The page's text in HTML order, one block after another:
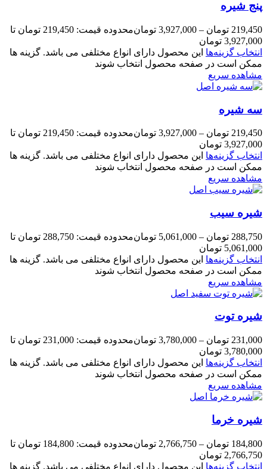
پنج شیره
219,450 تومان –
3,927,000 تومان
محدوده قیمت: 219,450 تومان تا
3,927,000 تومان
انتخاب گزینه‌ها این محصول دارای انواع مختلفی می باشد. گزینه ها
ممکن است در صفحه محصول انتخاب شوند
مشاهده سریع
سه شیره
219,450 تومان –
3,927,000 تومان
محدوده قیمت: 219,450 تومان تا
3,927,000 تومان
انتخاب گزینه‌ها این محصول دارای انواع مختلفی می باشد. گزینه ها
ممکن است در صفحه محصول انتخاب شوند
مشاهده سریع
شیره سیب
288,750 تومان –
5,061,000 تومان
محدوده قیمت: 288,750 تومان تا
5,061,000 تومان
انتخاب گزینه‌ها این محصول دارای انواع مختلفی می باشد. گزینه ها
ممکن است در صفحه محصول انتخاب شوند
مشاهده سریع
شیره توت
231,000 تومان –
3,780,000 تومان
محدوده قیمت: 231,000 تومان تا
3,780,000 تومان
انتخاب گزینه‌ها این محصول دارای انواع مختلفی می باشد. گزینه ها
ممکن است در صفحه محصول انتخاب شوند
مشاهده سریع
شیره خرما
184,800 تومان –
2,766,750 تومان
محدوده قیمت: 184,800 تومان تا
2,766,750 تومان
انتخاب گزینه‌ها این محصول دارای انواع مختلفی می باشد. گزینه ها